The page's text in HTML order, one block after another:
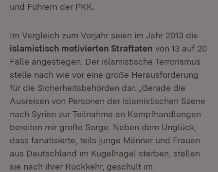
und Führern der PKK.
Im Vergleich zum Vorjahr seien im Jahr 2013 die
islamistisch motivierten Straftaten von 13 auf 20
Fälle angestiegen. Der islamistische Terrorismus
stelle nach wie vor eine große Herausforderung
für die Sicherheitsbehörden dar. „Gerade die
Ausreisen von Personen der islamistischen Szene
nach Syrien zur Teilnahme an Kampfhandlungen
bereiten mir große Sorge. Neben dem Unglück,
dass fanatisierte, teils junge Männer und Frauen
aus Deutschland im Kugelhagel sterben, stellen
sie nach ihrer Rückkehr, geschult im